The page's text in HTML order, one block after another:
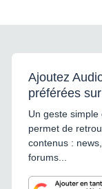
Ajoutez
préférées
Un geste
permet de
contenus :
forums...